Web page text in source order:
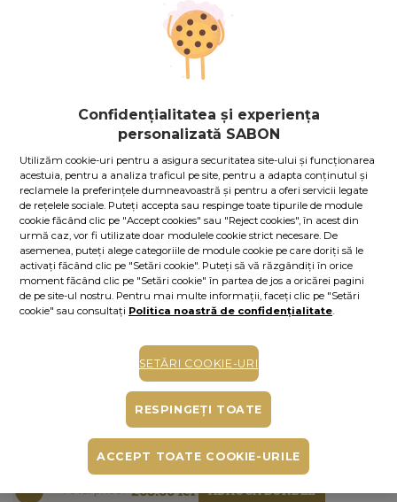
Preț cu Royal Passport:40.50lei
Dacă aveţi card Royal Passport, vă rugăm să vă
pentru a beneficia de reducerile exclusive.
per 100 ml
Cod produs: 11578SÎn stoc
ADAUGĂ ÎN COŞ
COMPLETE YOUR PLEASURE
Gentleman | 100.00
+
AFTERSHAVE
All-in-One
Gentleman | 100.00
ml
+
Gentleman | 100.00
Total price: 263.00 lei ADAUGĂ BUNDLE
Confidențialitatea și experiența
personalizată SABON
Utilizăm cookie-uri pentru a asigura securitatea site-ului și funcționarea
acestuia, pentru a analiza traficul pe site, pentru a adapta conținutul și
reclamele la preferințele dumneavoastră și pentru a oferi servicii legate
de rețelele sociale. Puteți accepta sau respinge toate tipurile de module
cookie făcând clic pe "Accept cookies" sau "Reject cookies", în acest din
urmă caz, vor fi utilizate doar modulele cookie strict necesare. De
asemenea, puteți alege categoriile de module cookie pe care doriți să le
activați făcând clic pe "Setări cookie". Puteți să vă răzgândiți în orice
moment făcând clic pe "Setări cookie" în partea de jos a oricărei pagini
de pe site-ul nostru. Pentru mai multe informații, faceți clic pe "Setări
cookie" sau consultați Politica noastră de confidențialitate
SETĂRI COOKIE-URI
RESPINGEȚI TOATE
ACCEPT TOATE COOKIE-URILE